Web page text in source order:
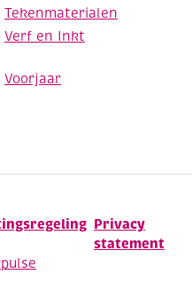
Tekenmaterialen
Verf en Inkt
Voorjaar
Privacy
statement